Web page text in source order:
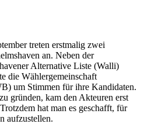
treten erstmalig zwei
an. Neben der
Alternative Liste (Walli)
die Wählergemeinschaft
um Stimmen für ihre Kandidaten.
gründen, kam den Akteuren erst
hat man es geschafft, für
aufzustellen.